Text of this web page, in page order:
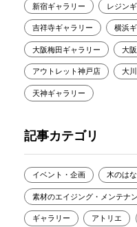
新宿ギャラリー レジン
吉祥寺ギャラリー 横浜
大阪梅田ギャラリー 大
アウトレット神戸店 大
天神ギャラリー
記事カテゴリ
イベント・企画 木のは
素材のエイジング・メンテナ
ギャラリー アトリエ